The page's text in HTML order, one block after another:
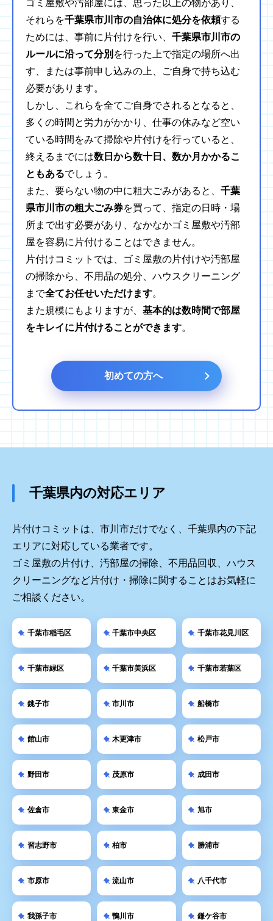
ゴミ屋敷や汚部屋には、思った以上の物があり、
それらを千葉県市川市の自治体に処分を依頼する
ためには、事前に片付けを行い、 千葉県市川市の
ルールに沿って分別 を行った上で指定の場所へ出
す、または事前申し込みの上、ご自身で持ち込む
必要があります。
しかし、これらを全てご自身でされるとなると、
多くの時間と労力がかかり、仕事の休みなど空い
ている時間をみて掃除や片付けを行っていると、
終えるまでには数日から数十日、数か月かかるこ
ともあるでしょう。
また、要らない物の中に粗大ごみがあると、 千葉
県市川市の粗大ごみ券を買って、指定の日時・場
所まで出す必要があり、なかなかゴミ屋敷や汚部
屋を容易に片付けることはできません。
片付けコミットでは、ゴミ屋敷の片付けや汚部屋
の掃除から、不用品の処分、ハウスクリーニング
まで全てお任せいただけます。
また規模にもよりますが、 基本的は数時間で部屋
をキレイに片付けることができます。
初めての方へ
千葉県内の対応エリア
片付けコミットは、市川市だけでなく、千葉県内の下記
エリアに対応している業者です。
ゴミ屋敷の片付け、汚部屋の掃除、不用品回収、ハウス
クリーニングなど片付け・掃除に関することはお気軽に
ご相談ください。
千葉市稲毛区 千葉市中央区 千葉市花見川区
千葉市緑区 千葉市美浜区 千葉市若葉区
銚子市 市川市 船橋市
館山市 木更津市 松戸市
野田市 茂原市 成田市
佐倉市 東金市 旭市
習志野市 柏市 勝浦市
市原市 流山市 八千代市
我孫子市 鴨川市 鎌ケ谷市